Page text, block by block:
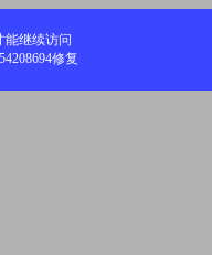
能继续访问
修复